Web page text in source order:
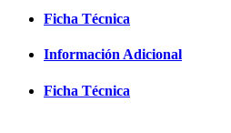
Ficha Técnica
Información Adicional
Ficha Técnica